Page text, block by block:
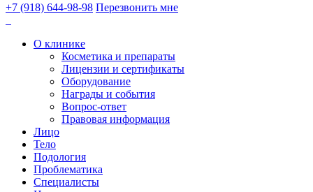
+7 (918) 644-98-98 Перезвонить мне
О клинике
Косметика и препараты
Лицензии и сертификаты
Оборудование
Награды и события
Вопрос-ответ
Правовая информация
Лицо
Тело
Подология
Проблематика
Специалисты